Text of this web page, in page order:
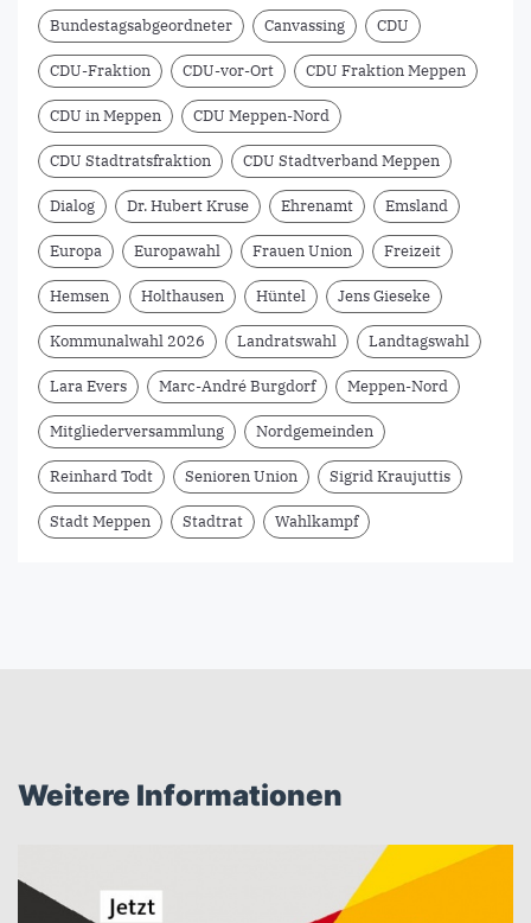
Bundestagsabgeordneter Canvassing CDU
CDU-Fraktion CDU-vor-Ort CDU Fraktion Meppen
CDU in Meppen CDU Meppen-Nord
CDU Stadtratsfraktion CDU Stadtverband Meppen
Dialog Dr. Hubert Kruse Ehrenamt Emsland
Europa Europawahl Frauen Union Freizeit
Hemsen Holthausen Hüntel Jens Gieseke
Kommunalwahl 2026 Landratswahl Landtagswahl
Lara Evers Marc-André Burgdorf Meppen-Nord
Mitgliederversammlung Nordgemeinden
Reinhard Todt Senioren Union Sigrid Kraujuttis
Stadt Meppen Stadtrat Wahlkampf
Weitere Informationen